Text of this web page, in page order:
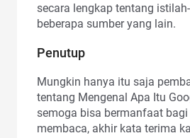
secara lengkap tentang
beberapa sumber yang lain.
Penutup
Mungkin hanya itu saja
tentang Mengenal Apa Itu
semoga bisa bermanfaat
membaca, akhir kata terima